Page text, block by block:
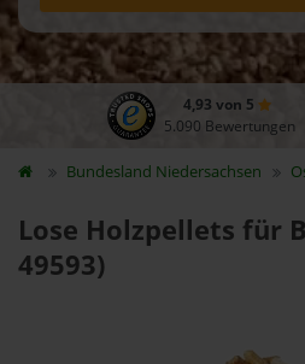
4,93 von 5
5.090 Bewertungen
Bundesland Niedersachsen
Lose Holzpellets für
49593)